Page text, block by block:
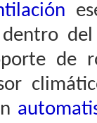
de